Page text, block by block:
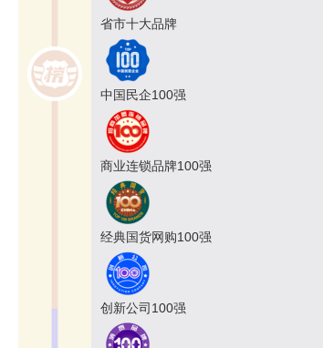
省市十大品牌
中国民企100强
商业连锁品牌100强
经典国货网购100强
创新公司100强